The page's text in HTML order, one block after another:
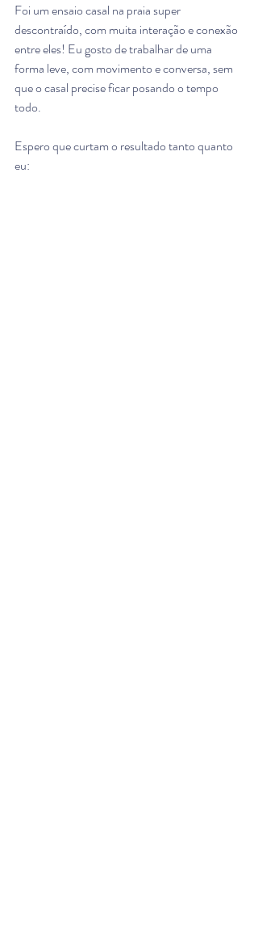
Foi um ensaio casal na praia super
descontraído, com muita interação e conexão
entre eles! Eu gosto de trabalhar de uma
forma leve, com movimento e conversa, sem
que o casal precise ficar posando o tempo
todo.
Espero que curtam o resultado tanto quanto
eu: